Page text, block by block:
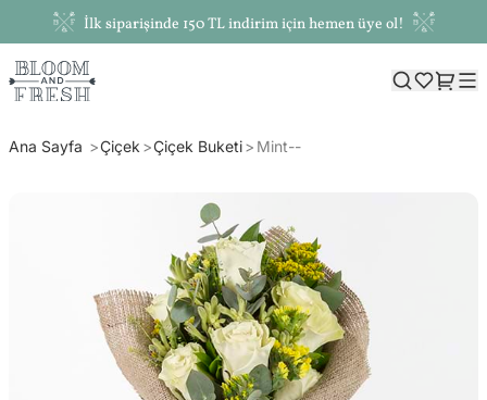
İlk siparişinde 150 TL indirim için hemen üye ol!
Ana Sayfa Çiçek Çiçek Buketi Mint--